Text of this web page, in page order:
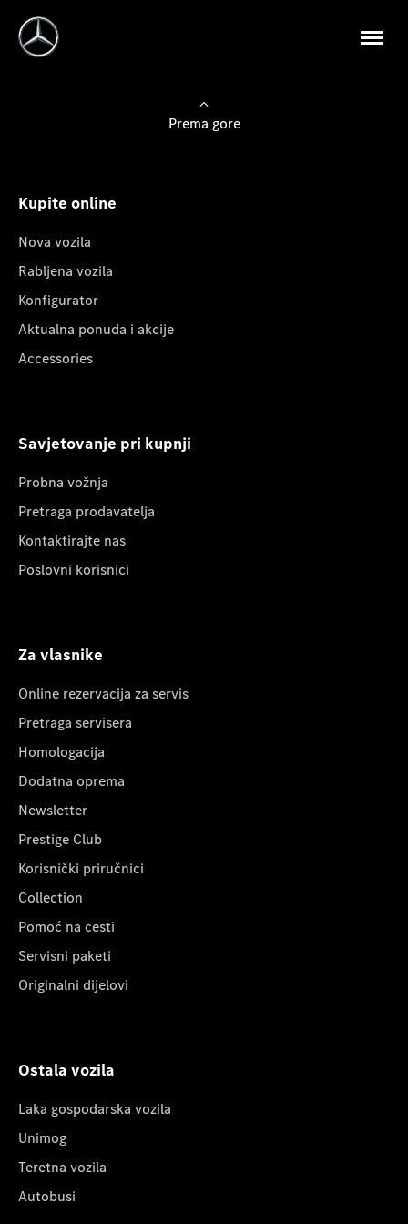
Prema gore
Kupite online
Nova vozila
Rabljena vozila
Konfigurator
Aktualna ponuda i akcije
Accessories
Savjetovanje pri kupnji
Probna vožnja
Pretraga prodavatelja
Kontaktirajte nas
Poslovni korisnici
Za vlasnike
Online rezervacija za servis
Pretraga servisera
Homologacija
Dodatna oprema
Newsletter
Prestige Club
Korisnički priručnici
Collection
Pomoć na cesti
Servisni paketi
Originalni dijelovi
Ostala vozila
Laka gospodarska vozila
Unimog
Teretna vozila
Autobusi